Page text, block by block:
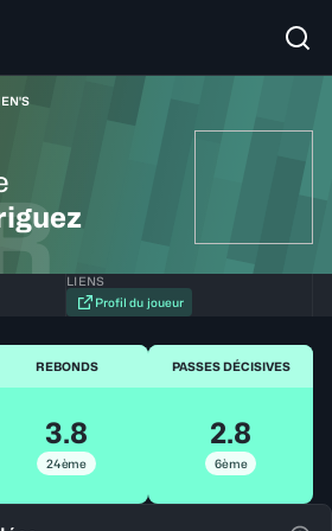
LIENS
Profil du joueur
REBONDS
3.8
24ème
PASSES DÉCISIVES
2.8
6ème